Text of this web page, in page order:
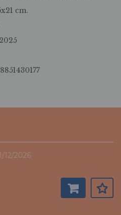
cm.
12/2026